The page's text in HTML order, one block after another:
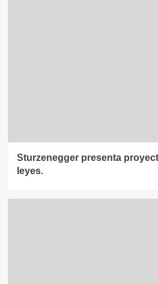
Sturzenegger presenta
leyes.